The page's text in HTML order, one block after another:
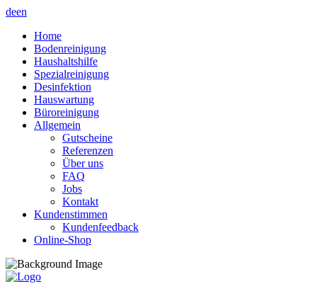
deen
Home
Bodenreinigung
Haushaltshilfe
Spezialreinigung
Desinfektion
Hauswartung
Büroreinigung
Allgemein
Gutscheine
Referenzen
Über uns
FAQ
Jobs
Kontakt
Kundenstimmen
Kundenfeedback
Online-Shop